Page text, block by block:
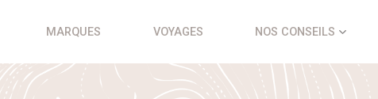
MARQUES VOYAGES NOS CONSEILS